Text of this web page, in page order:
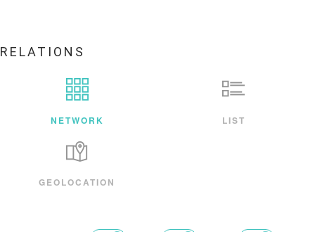
RELATIONS
NETWORK LIST
GEOLOCATION